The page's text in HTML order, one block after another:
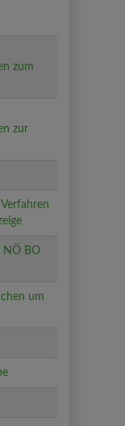
zum
zur
NÖ BO
um